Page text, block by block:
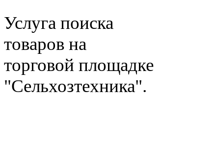
Услуга поиска
товаров на
торговой площадке
"Сельхозтехника".